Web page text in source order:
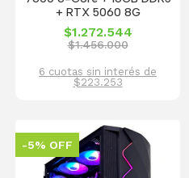
+ RTX 5060 8G
$1.272.544
$1.456.000
6 cuotas sin interés de
$223.253
-5% OFF